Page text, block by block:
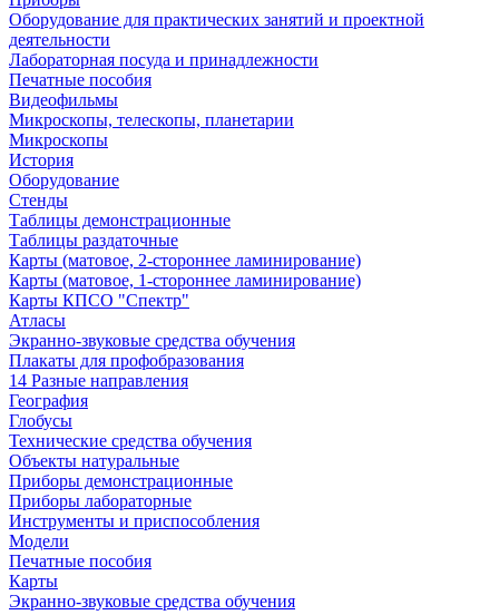
Оборудование для практических занятий и проектной
деятельности
Лабораторная посуда и принадлежности
Печатные пособия
Видеофильмы
Микроскопы, телескопы, планетарии
Микроскопы
История
Оборудование
Стенды
Таблицы демонстрационные
Таблицы раздаточные
Карты (матовое, 2-стороннее ламинирование)
Карты (матовое, 1-стороннее ламинирование)
Карты КПСО "Спектр"
Атласы
Экранно-звуковые средства обучения
Плакаты для профобразования
14 Разные направления
География
Глобусы
Технические средства обучения
Объекты натуральные
Приборы демонстрационные
Приборы лабораторные
Инструменты и приспособления
Модели
Печатные пособия
Карты
Экранно-звуковые средства обучения